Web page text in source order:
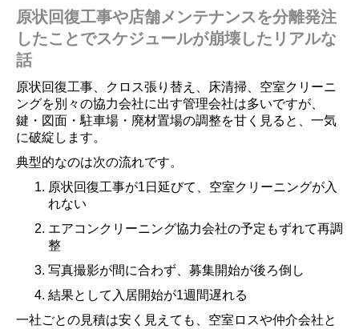
原状回復工事や店舗メンテナンスを分離発注
したことでスケジュールが崩壊したリアルな
話
原状回復工事、クロス張り替え、床清掃、空室クリーニ
ングを別々の協力会社に出す管理会社は多いですが、
鍵・図面・駐車場・廃材置場の調整を甘く見ると、一気
に破綻します。
典型的なのは次の流れです。
原状回復工事が1日延びて、空室クリーニングが入
れない
エアコンクリーニング協力会社の予定もずれて再調
整
写真撮影が間に合わず、募集開始が後ろ倒し
結果として入居開始が1週間遅れる
一社ごとの見積は安く見えても、空室ロスや仲介会社と